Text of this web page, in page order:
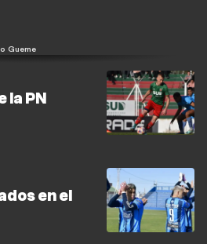
Gueme
la PN
en el